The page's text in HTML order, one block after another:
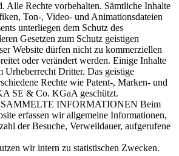
Alle Rechte vorbehalten. Sämtliche Inhalte
Ton-, Video- und Animationsdateien
unterliegen dem Schutz des
Gesetzen zum Schutz geistigen
Website dürfen nicht zu kommerziellen
oder verändert werden. Einige Inhalte
Urheberrecht Dritter. Das geistige
Rechte wie Patent-, Marken- und
SE & Co. KGaA geschützt.
INFORMATIONEN Beim
erfassen wir allgemeine Informationen,
der Besuche, Verweildauer, aufgerufene
wir intern zu statistischen Zwecken.